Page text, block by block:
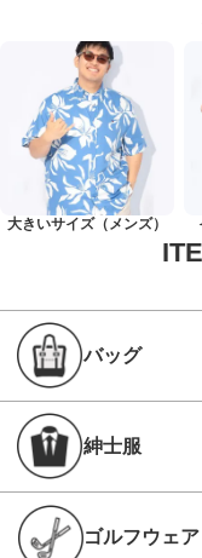
大きいサイズ（メンズ）
バッグ
紳士服
ゴルフウェア